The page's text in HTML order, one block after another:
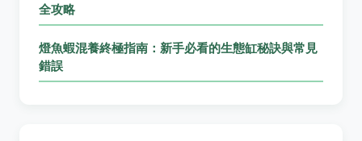
全攻略
燈魚蝦混養終極指南：新手必看的生態缸秘訣與常見
錯誤